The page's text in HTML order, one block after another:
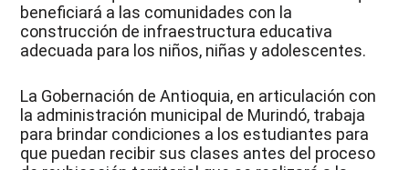
beneficiará a las comunidades con la
construcción de infraestructura educativa
adecuada para los niños, niñas y adolescentes.
La Gobernación de Antioquia, en articulación con
la administración municipal de Murindó, trabaja
para brindar condiciones a los estudiantes para
que puedan recibir sus clases antes del proceso